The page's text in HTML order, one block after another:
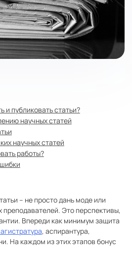
и публиковать статьи?
научных статей
научных статей
работы?
– не просто дань моде или
Это перспективы,
Впереди как минимум защита
, аспирантура,
На каждом из этих этапов бонус